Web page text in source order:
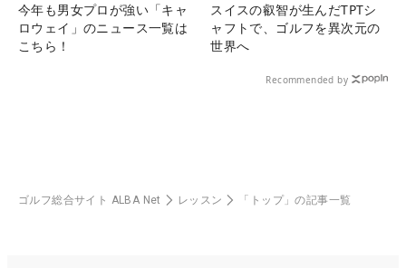
今年も男女プロが強い「キャ
ロウェイ」のニュース一覧は
こちら！
スイスの叡智が生んだTPTシ
ャフトで、ゴルフを異次元の
世界へ
Recommended by
ゴルフ総合サイト ALBA Net レッスン 「トップ」の記事一覧